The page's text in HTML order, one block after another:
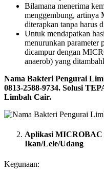
Bilamana menerima
menggembung,
diterapkan tanpa harus
Untuk mendapatkan
menurunkan parameter
dicampur dengan
anaerob) yang
Nama Bakteri Pengurai
0813-2588-9734. Solusi
Limbah Cair.
Aplikasi
Ikan/Lele/Udang
Kegunaan: